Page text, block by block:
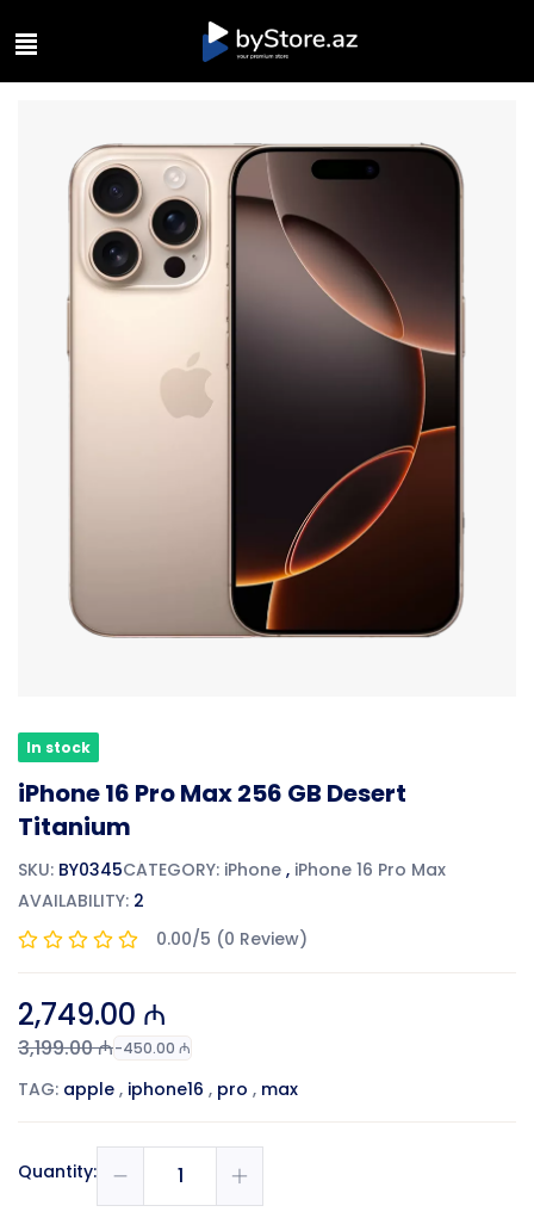
In stock
iPhone 16 Pro Max 256 GB Desert
Titanium
SKU: BY0345CATEGORY: iPhone , iPhone 16 Pro Max
AVAILABILITY: 2
0.00/5 (0 Review)
2,749.00 ₼
3,199.00 ₼-450.00 ₼
TAG: apple , iphone16 , pro , max
Quantity: